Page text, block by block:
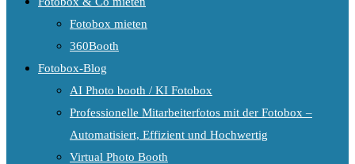
Fotobox mieten
360Booth
Fotobox-Blog
AI Photo booth / KI Fotobox
Professionelle Mitarbeiterfotos mit der Fotobox –
Automatisiert, Effizient und Hochwertig
Virtual Photo Booth